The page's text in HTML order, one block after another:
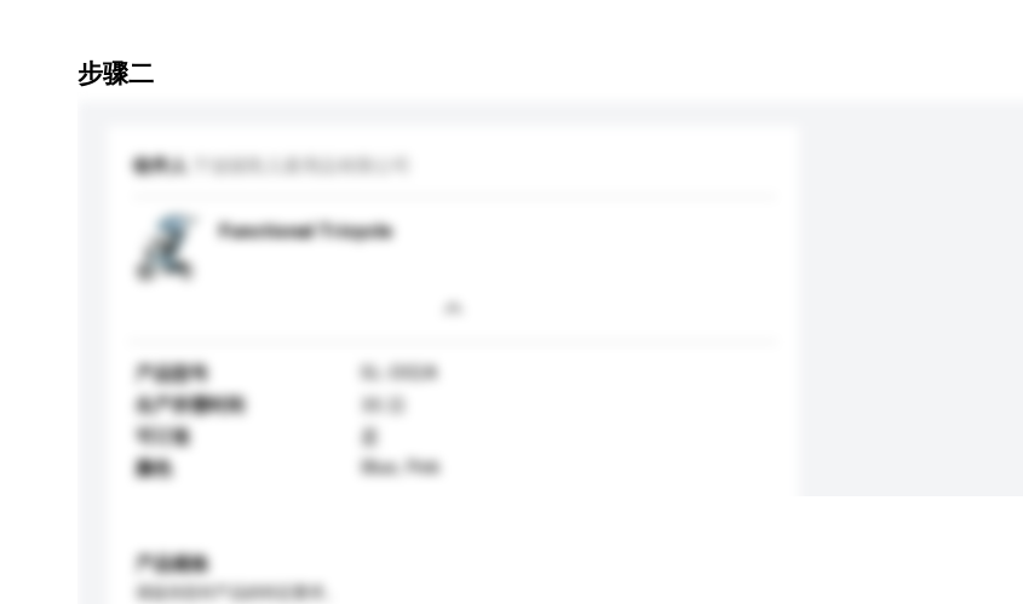
步骤二
收件人
Functional Tricycle
产品型号
SL-D02A
生产所需时间
可订造
是
颜色
Blue, Pink
产品规格